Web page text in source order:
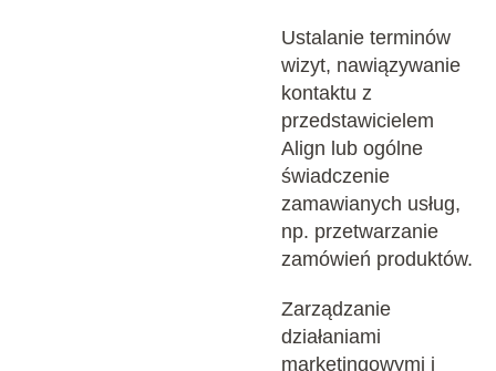
Ustalanie terminów
wizyt, nawiązywanie
kontaktu z
przedstawicielem
Align lub ogólne
świadczenie
zamawianych usług,
np. przetwarzanie
zamówień produktów.
Zarządzanie
działaniami
marketingowymi i